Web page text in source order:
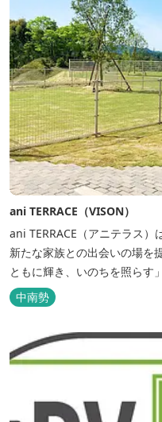
ani TERRACE（VISON）
ani TERRACE（アニテラス）
新たな家族との出会いの場を
ともに輝き、いのちを照らす
行うアニコムグループが運営
と一緒にVISONへ訪れたペッ
中南勢